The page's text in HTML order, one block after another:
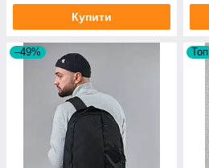
Купити
–49% Топ